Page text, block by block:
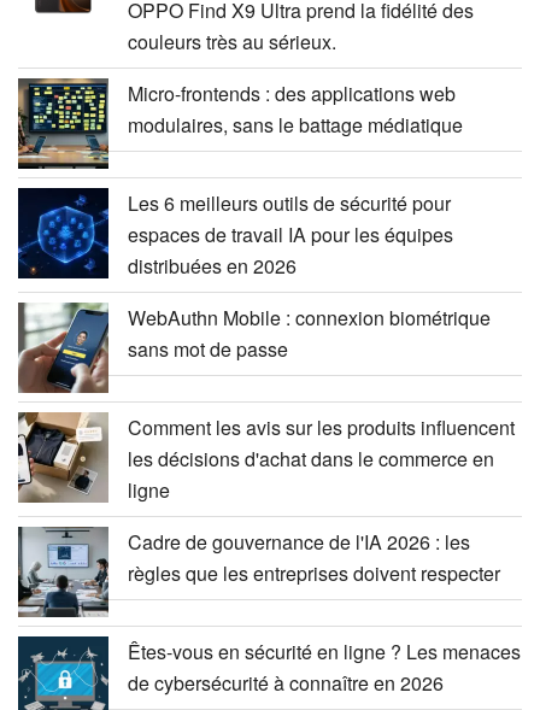
OPPO Find X9 Ultra prend la fidélité des
couleurs très au sérieux.
Micro-frontends : des applications web
modulaires, sans le battage médiatique
Les 6 meilleurs outils de sécurité pour
espaces de travail IA pour les équipes
distribuées en 2026
WebAuthn Mobile : connexion biométrique
sans mot de passe
Comment les avis sur les produits influencent
les décisions d'achat dans le commerce en
ligne
Cadre de gouvernance de l'IA 2026 : les
règles que les entreprises doivent respecter
Êtes-vous en sécurité en ligne ? Les menaces
de cybersécurité à connaître en 2026